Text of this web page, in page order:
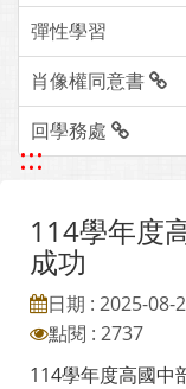
彈性學習
肖像權同意書
回學務處
:::
114學年度
成功
日期 : 2025-08-
點閱 : 2737
114學年度高國中